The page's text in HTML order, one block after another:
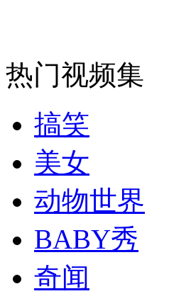
安徽一实载49人客车翻车
走！跟着总书记去植树
消防员救轻生者 花炮节热闹非凡
纽约上演“枕头大战”
热门视频集
搞笑
美女
动物世界
BABY秀
奇闻